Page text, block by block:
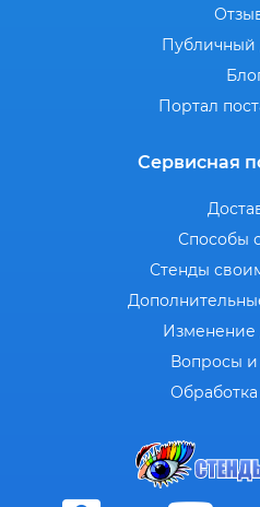
Публичный
Портал
Сервисная
Способы
Стенды
Изменение
Вопросы и